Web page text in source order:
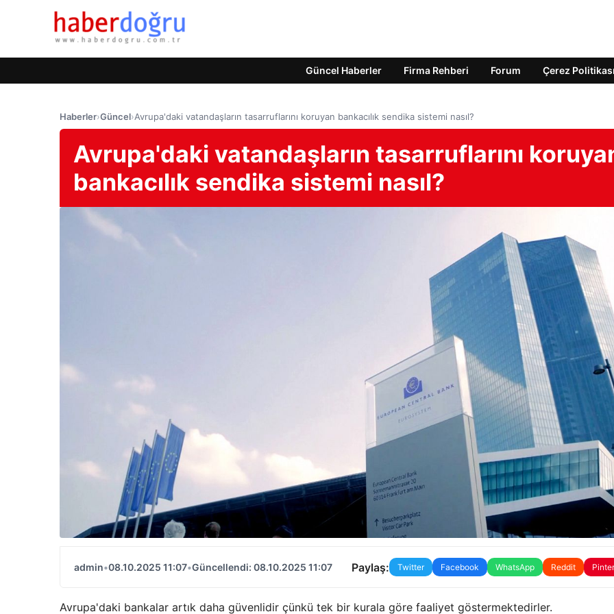
Güncel Haberler Firma Rehberi Forum Çerez Politikası
Haberler›Güncel›Avrupa'daki vatandaşların tasarruflarını koruyan bankacılık sendika sistemi nasıl?
Avrupa'daki vatandaşların tasarruflarını
bankacılık sendika sistemi nasıl?
admin•08.10.2025 11:07•Güncellendi: 08.10.2025 11:07 Paylaş: Twitter Facebook WhatsApp Reddit
Avrupa'daki bankalar artık daha güvenlidir çünkü tek bir kurala göre faaliyet göstermektedirler.